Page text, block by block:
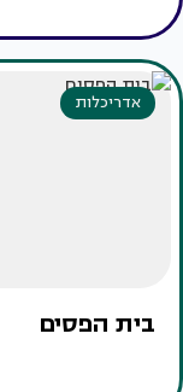
אדריכלות
בית הפסים